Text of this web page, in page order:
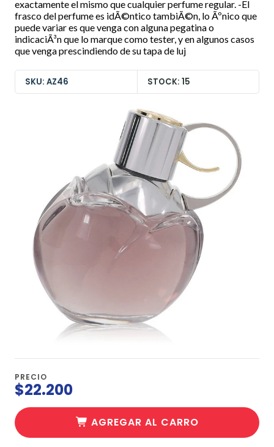
exactamente el mismo que cualquier perfume regular. -El
frasco del perfume es idÃ©ntico tambiÃ©n, lo Ãºnico que
puede variar es que venga con alguna pegatina o
indicaciÃ³n que lo marque como tester, y en algunos casos
que venga prescindiendo de su tapa de luj
SKU: AZ46 STOCK: 15
PRECIO
$22.200
AGREGAR AL CARRO